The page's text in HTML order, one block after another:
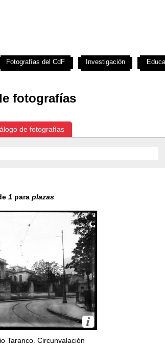
fotografías
de fotografías
1 para plazas
Taranco. Circunvalación
Fotografías del CdF Investigación